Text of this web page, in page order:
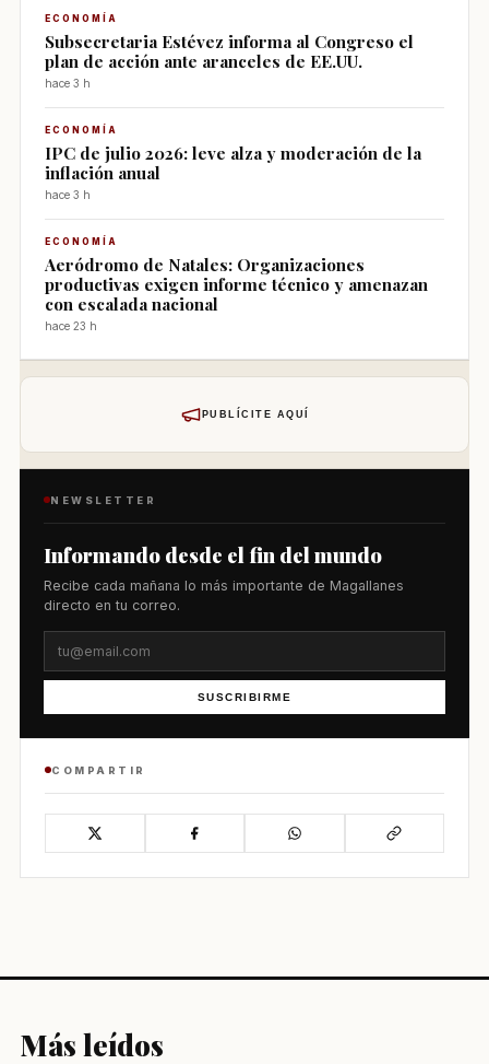
ECONOMÍA
Subsecretaria Estévez informa al Congreso el
plan de acción ante aranceles de EE.UU.
hace 3 h
ECONOMÍA
IPC de julio 2026: leve alza y moderación de la
inflación anual
hace 3 h
ECONOMÍA
Aeródromo de Natales: Organizaciones
productivas exigen informe técnico y amenazan
con escalada nacional
hace 23 h
PUBLÍCITE AQUÍ
NEWSLETTER
Informando desde el fin del mundo
Recibe cada mañana lo más importante de Magallanes
directo en tu correo.
SUSCRIBIRME
COMPARTIR
Más leídos